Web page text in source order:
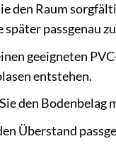
den Raum
passgenau
geeigneten
entstehen.
den
Überstand